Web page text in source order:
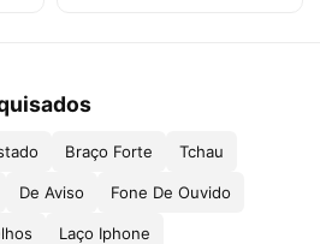
Braço Forte Tchau
De Aviso Fone De Ouvido
Laço Iphone